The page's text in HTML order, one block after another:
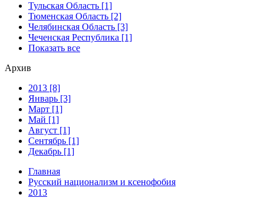
Тульская Область [1]
Тюменская Область [2]
Челябинская Область [3]
Чеченская Республика [1]
Показать все
Архив
2013 [8]
Январь [3]
Март [1]
Май [1]
Август [1]
Сентябрь [1]
Декабрь [1]
Главная
Русский национализм и ксенофобия
2013